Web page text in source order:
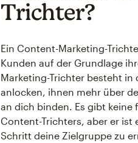
Trichter?
Ein Content-Marketing-
Kunden auf der Grundlage
Marketing-Trichter besteht in
anlocken, ihnen mehr über
an dich binden. Es gibt keine
Content-Trichters, aber er
Schritt deine Zielgruppe zu